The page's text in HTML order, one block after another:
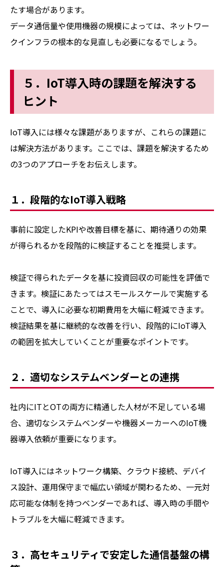
たす場合があります。
データ通信量や使用機器の規模によっては、ネットワー
クインフラの根本的な見直しも必要になるでしょう。
５．IoT導入時の課題を解決する
ヒント
IoT導入には様々な課題がありますが、これらの課題に
は解決方法があります。ここでは、課題を解決するため
の3つのアプローチをお伝えします。
１．段階的なIoT導入戦略
事前に設定したKPIや改善目標を基に、期待通りの効果
が得られるかを段階的に検証することを推奨します。
検証で得られたデータを基に投資回収の可能性を評価で
きます。検証にあたってはスモールスケールで実施する
ことで、導入に必要な初期費用を大幅に軽減できます。
検証結果を基に継続的な改善を行い、段階的にIoT導入
の範囲を拡大していくことが重要なポイントです。
２．適切なシステムベンダーとの連携
社内にITとOTの両方に精通した人材が不足している場
合、適切なシステムベンダーや機器メーカーへのIoT機
器導入依頼が重要になります。
IoT導入にはネットワーク構築、クラウド接続、デバイ
ス設計、運用保守まで幅広い領域が関わるため、一元対
応可能な体制を持つベンダーであれば、導入時の手間や
トラブルを大幅に軽減できます。
３．高セキュリティで安定した通信基盤の構